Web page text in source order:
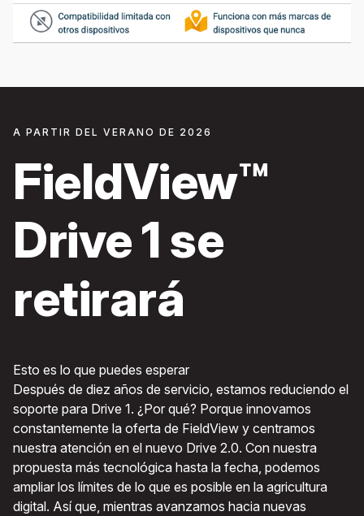
A PARTIR DEL VERANO DE 2026
FieldView™
Drive 1 se
retirará
Esto es lo que puedes esperar
Después de diez años de servicio, estamos reduciendo el
soporte para Drive 1. ¿Por qué? Porque innovamos
constantemente la oferta de FieldView y centramos
nuestra atención en el nuevo Drive 2.0. Con nuestra
propuesta más tecnológica hasta la fecha, podemos
ampliar los límites de lo que es posible en la agricultura
digital. Así que, mientras avanzamos hacia nuevas